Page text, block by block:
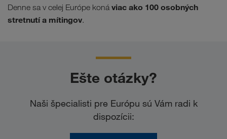
Denne sa v celej Európe koná viac ako 100 osobných
stretnutí a mítingov.
Ešte otázky?
Naši špecialisti pre Európu sú Vám radi k
dispozícii: